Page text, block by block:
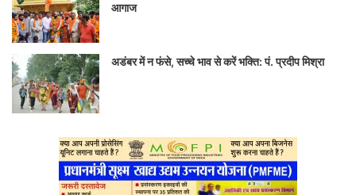
आगाज
अडंबर में न फंसे, सच्चे भाव से करें भक्ति: पं. प्रदीप मिश्रा